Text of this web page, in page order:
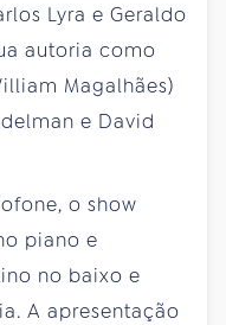
Lyra e Geraldo
autoria como
Magalhães)
e David
o show
piano e
no baixo e
A apresentação